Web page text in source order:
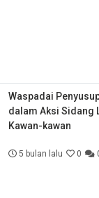
Waspadai
dalam Aksi Sidang
Kawan-kawan
5 bulan lalu 0